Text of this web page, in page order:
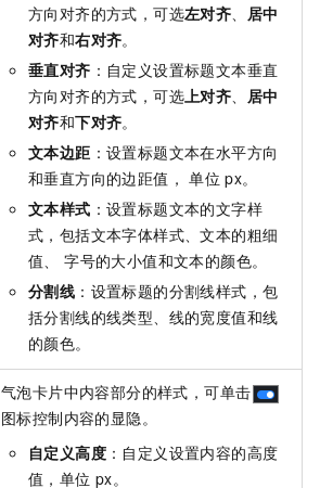
方向对齐的方式，可选左对齐、 居中
对齐和右对齐。
垂直对齐 ：自定义设置标题文本垂直
方向对齐的方式，可选上对齐、 居中
对齐和下对齐。
文本边距 ：设置标题文本在水平方向
和垂直方向的边距值， 单位 px。
文本样式 ：设置标题文本的文字样
式，包括文本字体样式、文本的粗细
值、 字号的大小值和文本的颜色。
分割线 ：设置标题的分割线样式，包
括分割线的线类型、线的宽度值和线
的颜色。
气泡卡片中内容部分的样式，可单击
图标控制内容的显隐。
自定义高度 ：自定义设置内容的高度
值，单位 px。